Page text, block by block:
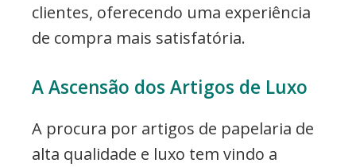
clientes, oferecendo uma experiência
de compra mais satisfatória.
A Ascensão dos Artigos de Luxo
A procura por artigos de papelaria de
alta qualidade e luxo tem vindo a